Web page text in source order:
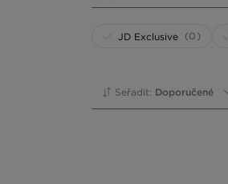
JD Exclusive (0)
Seřadit: Doporučené